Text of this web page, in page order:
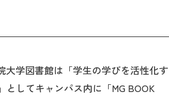
て
大学図書館は「学生の学びを活性化す
としてキャンパス内に「MG BOOK